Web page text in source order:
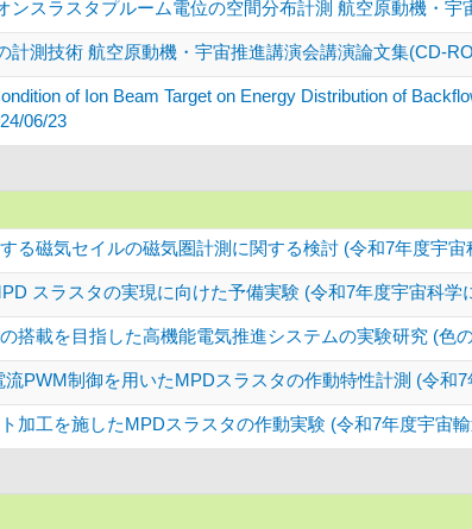
ンスラスタプルーム電位の空間分布計測 航空原動機・
計測技術 航空原動機・宇宙推進講演会講演論文集(CD-
of Ion Beam Target on Energy Distribution of
06/23
る磁気セイルの磁気圏計測に関する検討 (令和7年度宇
スラスタの実現に向けた予備実験 (令和7年度宇宙科学
搭載を目指した高機能電気推進システムの実験研究 (色
流PWM制御を用いたMPDスラスタの作動特性計測 (令和
加工を施したMPDスラスタの作動実験 (令和7年度宇宙